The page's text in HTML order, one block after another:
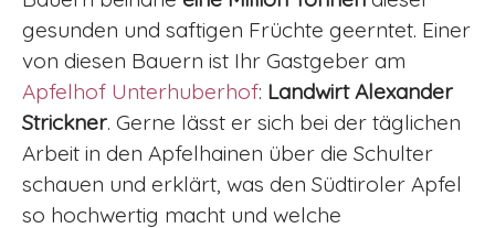
gesunden und saftigen Früchte geerntet. Einer
von diesen Bauern ist Ihr Gastgeber am
Apfelhof Unterhuberhof: Landwirt Alexander
Strickner. Gerne lässt er sich bei der täglichen
Arbeit in den Apfelhainen über die Schulter
schauen und erklärt, was den Südtiroler Apfel
so hochwertig macht und welche